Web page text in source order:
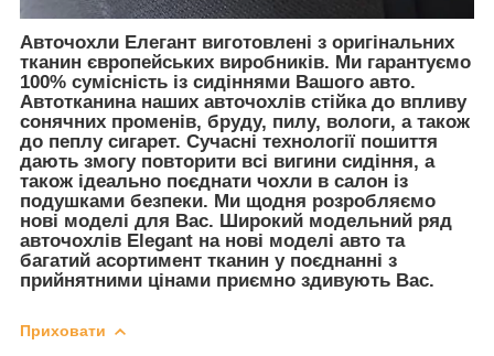
Авточохли Елегант виготовлені з оригінальних
тканин європейських виробників. Ми гарантуємо
100% сумісність із сидіннями Вашого авто.
Автотканина наших авточохлів стійка до впливу
сонячних променів, бруду, пилу, вологи, а також
до пеплу сигарет. Сучасні технології пошиття
дають змогу повторити всі вигини сидіння, а
також ідеально поєднати чохли в салон із
подушками безпеки. Ми щодня розробляємо
нові моделі для Вас. Широкий модельний ряд
авточохлів Elegant на нові моделі авто та
багатий асортимент тканин у поєднанні з
прийнятними цінами приємно здивують Вас.
Приховати